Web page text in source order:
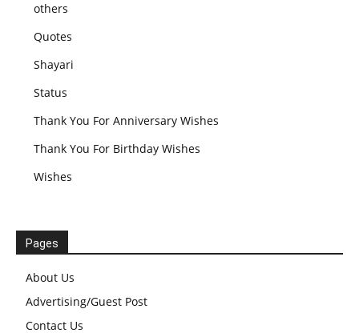
others
Quotes
Shayari
Status
Thank You For Anniversary Wishes
Thank You For Birthday Wishes
Wishes
Pages
About Us
Advertising/Guest Post
Contact Us